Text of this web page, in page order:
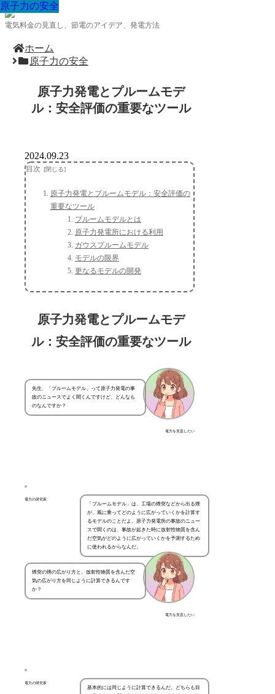
電気料金の見直し、節電のアイデア、発電方法
ホーム
原子力の安全
原子力発電とプルームモデ
ル：安全評価の重要なツール
原子力の安全
2024.09.23
目次
原子力発電とプルームモデル：安全評価の
重要なツール
プルームモデルとは
原子力発電所における利用
ガウスプルームモデル
モデルの限界
更なるモデルの開発
原子力発電とプルームモデ
ル：安全評価の重要なツール
電力を見直したい
先生、「プルームモデル」って原子力発電の事
故のニュースでよく聞くんですけど、どんなも
のなんですか？
電力の研究家
「プルームモデル」は、工場の煙突などから出る煙
が、風に乗ってどのように広がっていくかを計算す
るモデルのことだよ。原子力発電所の事故のニュー
スで聞くのは、事故が起きた時に放射性物質を含ん
だ空気がどのように広がっていくかを予測するため
に使われるからなんだ。
電力を見直したい
煙突の煙の広がり方と、放射性物質を含んだ空
気の広がり方を同じように計算できるんです
か？
電力の研究家
基本的には同じように計算できるんだ。どちらも目
原子力の安全
原子力の安全
原子力の安全
原子力の安全
原子力の安全
原子力の安全
原子力の安全
原子力の安全